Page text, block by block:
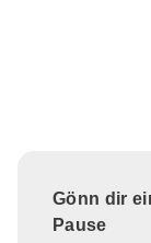
Gönn dir
Pause